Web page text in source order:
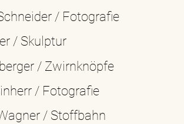
/ Fotografie
/ Skulptur
/ Zwirnknöpfe
/ Fotografie
/ Stoffbahn